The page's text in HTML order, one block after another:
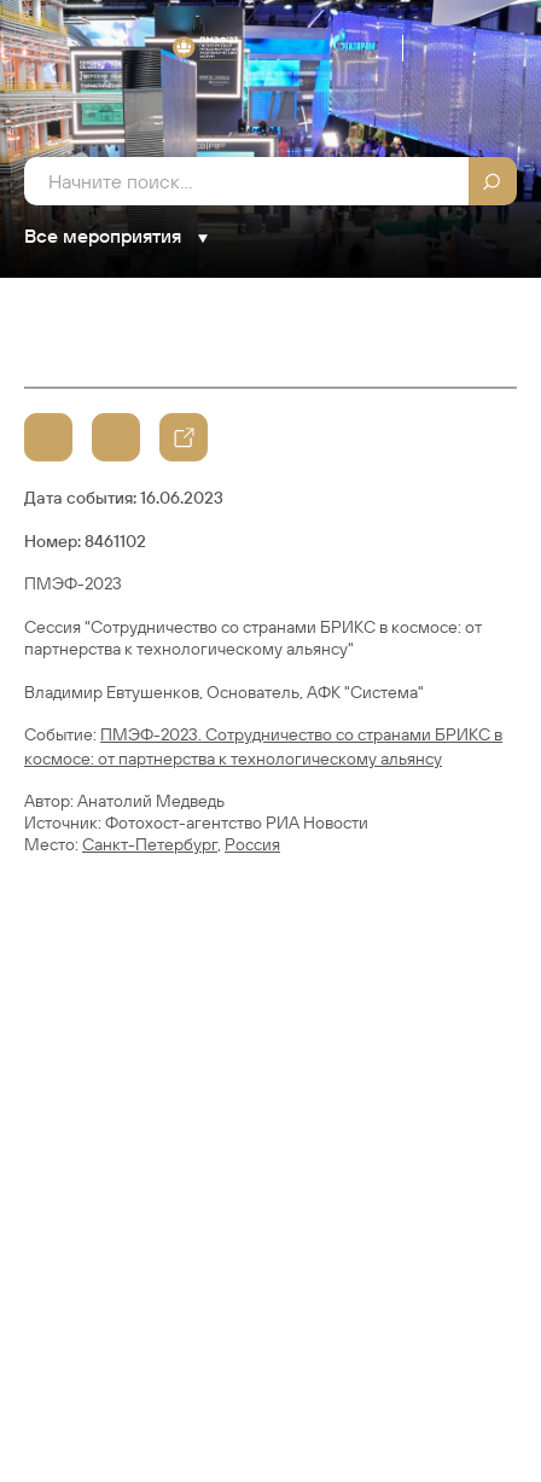
Все мероприятия
Дата события:16.06.2023
Номер: 8461102
ПМЭФ-2023
Сессия "Сотрудничество со странами БРИКС в космосе: от
партнерства к технологическому альянсу"
Cобытие: ПМЭФ-2023. Сотрудничество со странами БРИКС в
космосе: от партнерства к технологическому альянсу
Автор: Анатолий Медведь
Источник: Фотохост-агентство РИА Новости
Место: Санкт-Петербург, Россия